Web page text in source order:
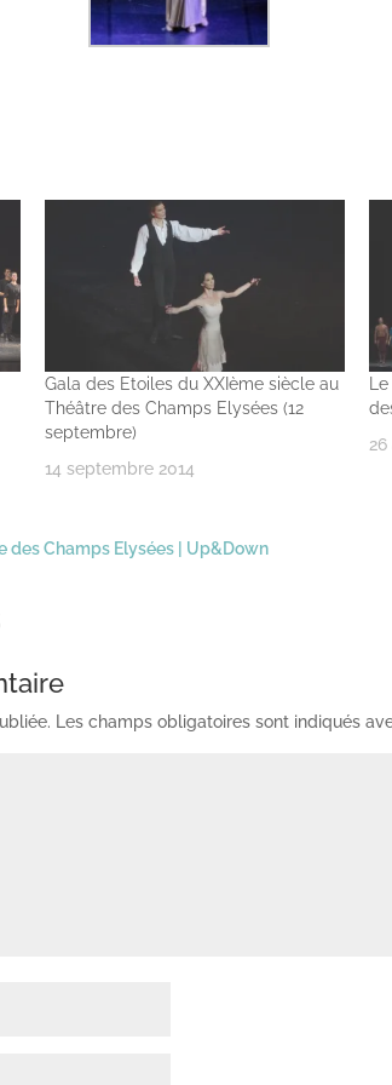
Gala des Etoiles du XXIème siècle au
Théâtre des Champs Elysées (12
septembre)
14 septembre 2014
des Champs Elysées | Up&Down
Les champs obligatoires sont indiqués